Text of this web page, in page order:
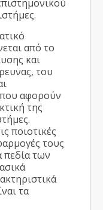
από το
και
του
που αφορούν
της
ποιοτικές
τους
πεδία των
τα